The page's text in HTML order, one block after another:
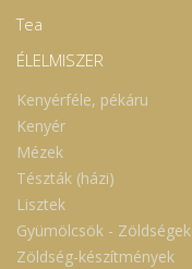
Tea
ÉLELMISZER
Kenyérféle, pékáru
Kenyér
Mézek
Tészták (házi)
Lisztek
Gyümölcsök - Zöldségek
Zöldség-készítmények